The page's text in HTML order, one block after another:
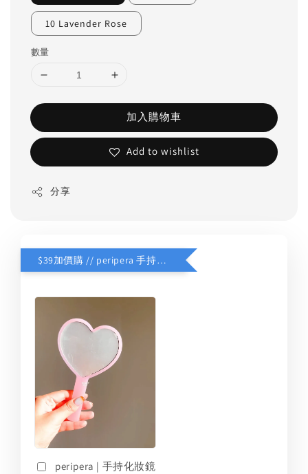
10 Lavender Rose
數量
加入購物車
Add to wishlist
分享
$39加價購 // peripera 手持化妝鏡
peripera | 手持化妝鏡